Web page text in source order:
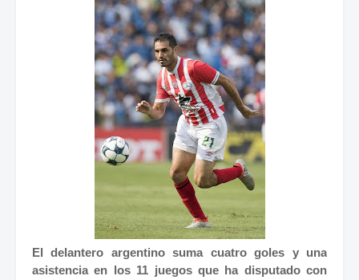
El delantero argentino suma cuatro goles y una
asistencia en los 11 juegos que ha disputado con